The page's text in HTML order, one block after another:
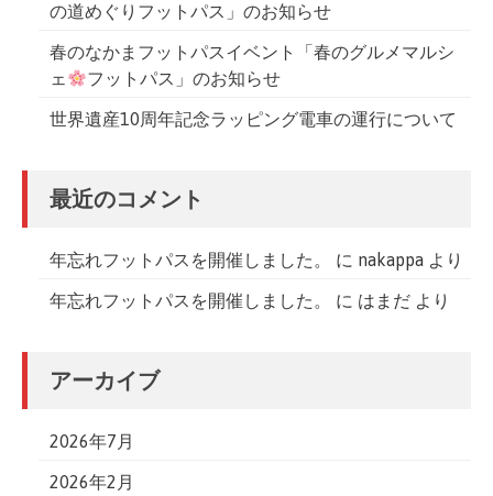
の道めぐりフットパス」のお知らせ
春のなかまフットパスイベント「春のグルメマルシ
ェ
フットパス」のお知らせ
世界遺産10周年記念ラッピング電車の運行について
最近のコメント
年忘れフットパスを開催しました。 に nakappa より
年忘れフットパスを開催しました。 に はまだ より
アーカイブ
2026年7月
2026年2月